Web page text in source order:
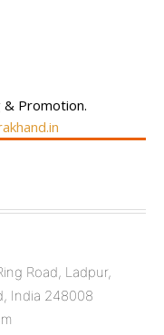
& Promotion.
Road, Ladpur,
India 248008